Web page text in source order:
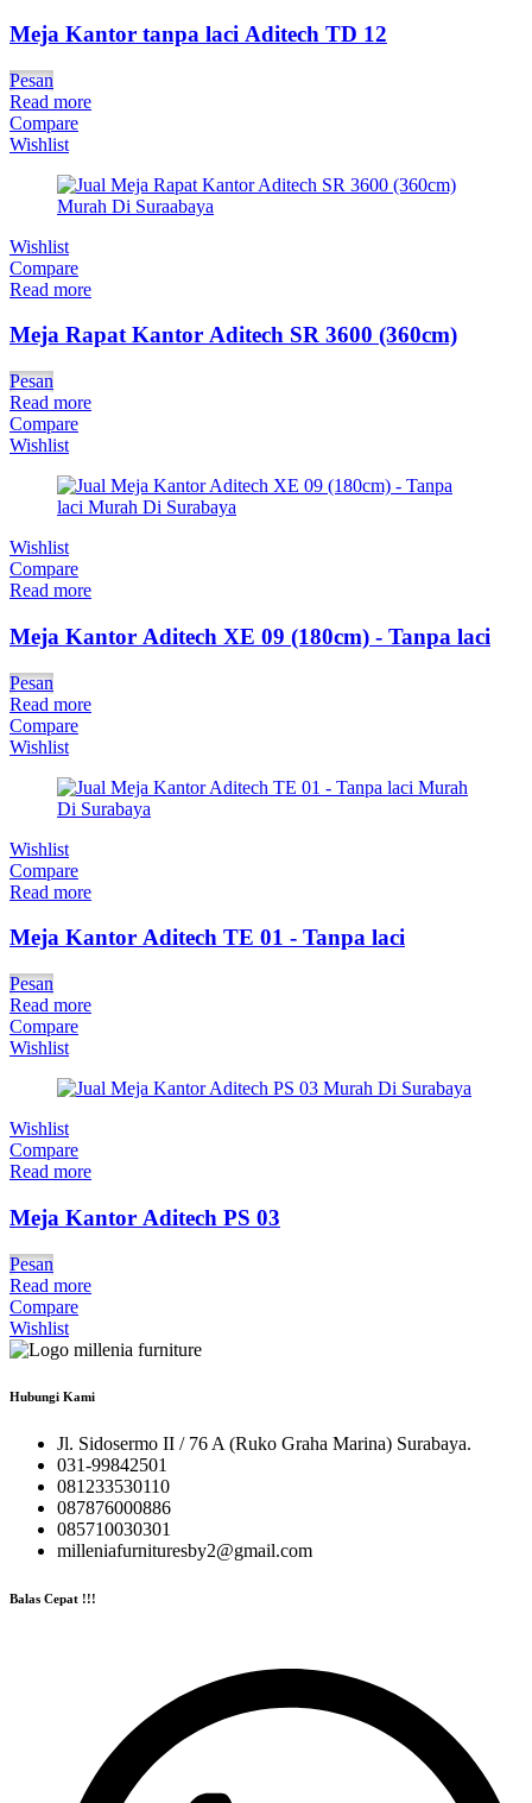
Meja Kantor tanpa laci Aditech TD 12
Pesan
Read more
Compare
Wishlist
Wishlist
Compare
Read more
Meja Rapat Kantor Aditech SR 3600 (360cm)
Pesan
Read more
Compare
Wishlist
Wishlist
Compare
Read more
Meja Kantor Aditech XE 09 (180cm) - Tanpa laci
Pesan
Read more
Compare
Wishlist
Wishlist
Compare
Read more
Meja Kantor Aditech TE 01 - Tanpa laci
Pesan
Read more
Compare
Wishlist
Wishlist
Compare
Read more
Meja Kantor Aditech PS 03
Pesan
Read more
Compare
Wishlist
Hubungi Kami
Jl. Sidosermo II / 76 A (Ruko Graha Marina) Surabaya.
031-99842501
081233530110
087876000886
085710030301
milleniafurnituresby2@gmail.com
Balas Cepat !!!